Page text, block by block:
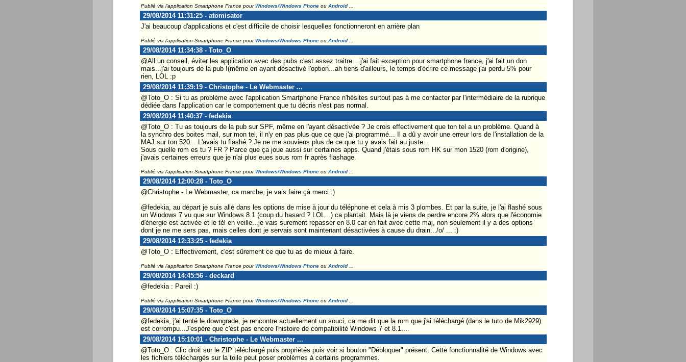
Publié via l'application Smartphone France pourWindows/Windows Phoneou Android...
29/08/2014 11:31:25 - atomisator
J'ai beaucoup d'applications et c'est difficile de choisir lesquelles fonctionneront en arrière plan
Publié via l'application Smartphone France pourWindows/Windows Phoneou Android...
29/08/2014 11:34:38 - Toto_O
@All un conseil, éviter les application avec des pubs c'est assez traitre....j'ai fait exception pour smartphone france, j'ai fait un don
mais...j'ai toujours de la pub !(même en ayant désactivé l'option...ah tiens d'ailleurs, le temps d'écrire ce message j'ai perdu 5% pour
rien, LOL :p
29/08/2014 11:39:19 - Christophe - Le Webmaster ...
@Toto_O : Si tu as problème avec l'application Smartphone France n'hésites surtout pas à me contacter par l'intermédiaire de la rubrique
dédiée dans l'application car le comportement que tu décris n'est pas normal.
29/08/2014 11:40:37 - fedekia
@Toto_O : Tu as toujours de la pub sur SPF, même en l'ayant désactivée ? Je crois effectivement que ton tel a un problème. Quand à
la synchro des boites mail, sur mon tel, il n'y en pas plus que ce que j'ai programmé... Il a dû y avoir une erreur lors de l'installation de la
MAJ sur ton 520... L'avais tu flashé ? Je ne me souviens plus de ce que tu y avais fait au juste...
Sous quelle rom es tu ? FR ? Parce que ça joue aussi sur certaines apps. Quand j'étais sous rom HK sur mon 1520 (rom d'origine),
j'avais certaines erreurs que je n'ai plus eues sous rom fr après flashage.
Publié via l'application Smartphone France pourWindows/Windows Phoneou Android...
29/08/2014 12:00:28 - Toto_O
@Christophe - Le Webmaster, ca marche, je vais faire çà merci :)
@fedekia, au départ je suis allé dans les options de mise à jour du téléphone et cela à mis 3 plombes. Et par la suite, je l'ai flashé sous
un Windows 7 vu que sur Windows 8.1 (coup du hasard ? LOL...) ca plantait. Mais là je viens de perdre encore 2% alors que l'économie
d'énergie est activée et le tél en veille...je vais surement repasser en 8.0 car en fait avec cette maj, non seulement il y a des options
dont je ne me sers pas, mais celles dont je servais sont maintenant désactivées à cause du drain.../o/ ... :)
29/08/2014 12:33:25 - fedekia
@Toto_O : Effectivement, c'est sûrement ce que tu as de mieux à faire.
Publié via l'application Smartphone France pourWindows/Windows Phoneou Android...
29/08/2014 14:45:56 - deckard
@fedekia : Pareil :)
Publié via l'application Smartphone France pourWindows/Windows Phoneou Android...
29/08/2014 15:07:35 - Toto_O
@fedekia, j'ai tenté le downgrade, je rencontre actuellement un souci, ca me dit que la rom que j'ai téléchargé (dans le tuto de Mik2929)
est corrompu...J'espère que c'est pas encore l'histoire de compatibilité Windows 7 et 8.1....
29/08/2014 15:10:01 - Christophe - Le Webmaster ...
@Toto_O : Clic droit sur le ZIP téléchargé puis propriétés puis voir si bouton "Débloquer" présent. Cette fonctionnalité de Windows avec
les fichiers téléchargés sur la toile peut poser problèmes à certains programmes.